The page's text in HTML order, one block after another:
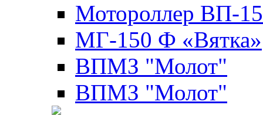
Мотороллер ВП-
МГ-150 Ф «Вятка»
ВПМЗ "Молот"
ВПМЗ "Молот"